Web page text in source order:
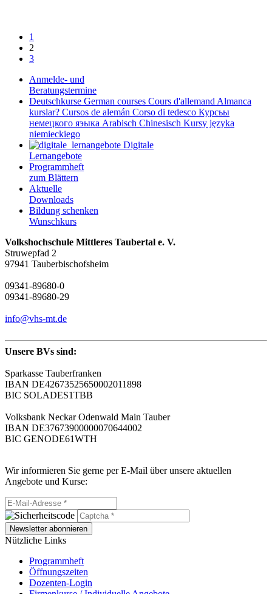
1
2
3
Anmelde- und
Beratungstermine
Deutschkurse German courses Cours d'allemand Almanca
kurslar? Cursos de alemán Corso di tedesco Курсьы
немецкого яэыка Arabisch Chinesisch Kursy języka
niemieckiego
Digitale
Lernangebote
Programmheft
zum Blättern
Aktuelle
Downloads
Bildung schenken
Wunschkurs
Volkshochschule Mittleres Taubertal e. V.
Struwepfad 2
97941 Tauberbischofsheim
09341-89680-0
09341-89680-29
info@vhs-mt.de
Unsere BVs sind:
Sparkasse Tauberfranken
IBAN DE42673525650002011898
BIC SOLADES1TBB
Volksbank Neckar Odenwald Main Tauber
IBAN DE37673900000070644002
BIC GENODE61WTH
Wir informieren Sie gerne per E-Mail über unsere aktuellen
Angebote und Kurse:
Newsletter abonnieren
Nützliche Links
Programmheft
Öffnungszeiten
Dozenten-Login